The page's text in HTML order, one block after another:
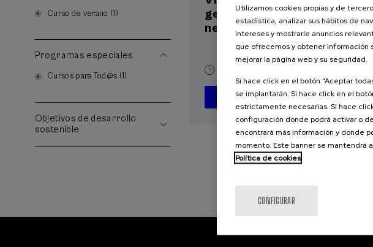
Curso de verano (1)
Programas especiales
Cursos para Tod@s (1)
Objetivos de desarrollo
sostenible
gestacional, perinatal y
neonatal
DESDE 22 €
plazas
pasada
de
espera
de
matrícula
Utilizamos cookies propias y de
estadística, analizar sus hábitos de
intereses y mostrarle anuncios
que ofrecemos y obtener información
mejorar la página web y su seguridad.
Si hace click en el botón “Aceptar
se implantarán. Si hace click en el
estrictamente necesarias. Si hace
configuración donde podrá activar o
encontrará más información y donde
momento. Este banner se mantendrá
Política de cookies
CONFIGURAR